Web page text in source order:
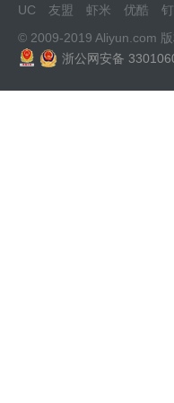
UC
友盟 虾米 优酷
© 2009-2019 Aliyun.com
浙公网安备